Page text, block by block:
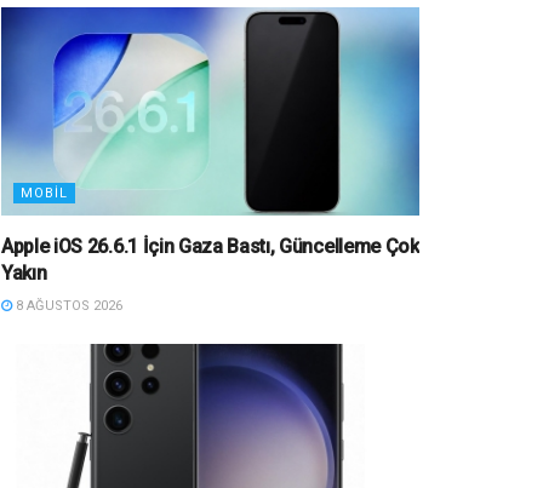
MOBIL
Apple iOS 26.6.1 İçin Gaza Bastı, Güncelleme Çok
Yakın
8 AĞUSTOS 2026